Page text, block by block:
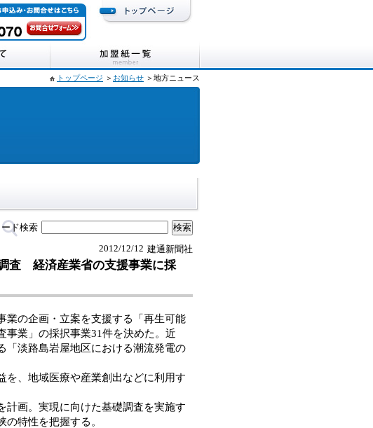
トップページ ＞ お知らせ ＞地方ニュース
ド検索
建通新聞社
2012/12/12
査 経済産業省の支援事業に採
業の企画・立案を支援する「再生可能
事業」の採択事業31件を決めた。近
「淡路島岩屋地区における潮流発電の
、地域医療や産業創出などに利用す
画。実現に向けた基礎調査を実施す
特性を把握する。